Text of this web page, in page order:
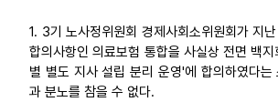
1. 3기 노사정위원회 경제사회소위원회가 지
합의사항인 의료보험 통합을 사실상 전면 백
별 별도 지사 설립 분리 운영'에 합의하였다는
과 분노를 참을 수 없다.